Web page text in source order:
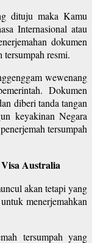
dituju maka Kamu
Internasional atau
dokumen
tersumpah resmi.
wewenang
Dokumen
diberi tanda tangan
keyakinan Negara
tersumpah
Australia
akan tetapi yang
menerjemahkan
tersumpah yang